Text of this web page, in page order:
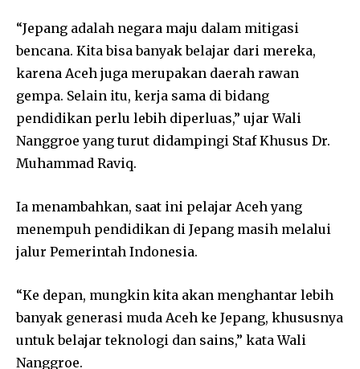
“Jepang adalah negara maju dalam mitigasi
bencana. Kita bisa banyak belajar dari mereka,
karena Aceh juga merupakan daerah rawan
gempa. Selain itu, kerja sama di bidang
pendidikan perlu lebih diperluas,” ujar Wali
Nanggroe yang turut didampingi Staf Khusus Dr.
Muhammad Raviq.
Ia menambahkan, saat ini pelajar Aceh yang
menempuh pendidikan di Jepang masih melalui
jalur Pemerintah Indonesia.
“Ke depan, mungkin kita akan menghantar lebih
banyak generasi muda Aceh ke Jepang, khususnya
untuk belajar teknologi dan sains,” kata Wali
Nanggroe.